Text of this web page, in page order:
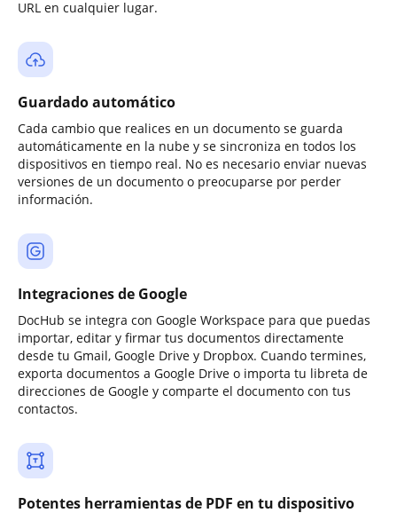
URL en cualquier lugar.
Guardado automático
Cada cambio que realices en un documento se guarda
automáticamente en la nube y se sincroniza en todos los
dispositivos en tiempo real. No es necesario enviar nuevas
versiones de un documento o preocuparse por perder
información.
Integraciones de Google
DocHub se integra con Google Workspace para que puedas
importar, editar y firmar tus documentos directamente
desde tu Gmail, Google Drive y Dropbox. Cuando termines,
exporta documentos a Google Drive o importa tu libreta de
direcciones de Google y comparte el documento con tus
contactos.
Potentes herramientas de PDF en tu dispositivo